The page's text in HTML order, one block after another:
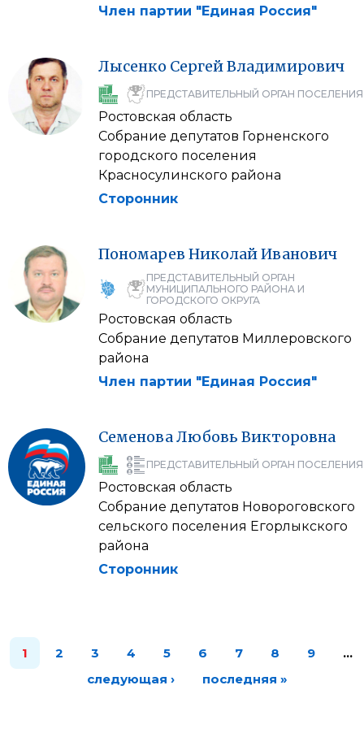
Член партии "Единая Россия"
Лысенко СергейВладимирович
ПРЕДСТАВИТЕЛЬНЫЙ ОРГАН ПОСЕЛЕНИЯ
Ростовская область
Собрание депутатов Горненского
городского поселения
Красносулинского района
Сторонник
Пономарев НиколайИванович
ПРЕДСТАВИТЕЛЬНЫЙ ОРГАН
МУНИЦИПАЛЬНОГО РАЙОНА И
ГОРОДСКОГО ОКРУГА
Ростовская область
Собрание депутатов Миллеровского
района
Член партии "Единая Россия"
СеменоваЛюбовь Викторовна
ПРЕДСТАВИТЕЛЬНЫЙ ОРГАН ПОСЕЛЕНИЯ
Ростовская область
Собрание депутатов Новороговского
сельского поселения Егорлыкского
района
Сторонник
1 2 3 4 5 6 7 8 9
…
следующая ›
последняя »